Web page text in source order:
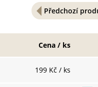
Předchozí
199 Kč / ks
Cena / ks